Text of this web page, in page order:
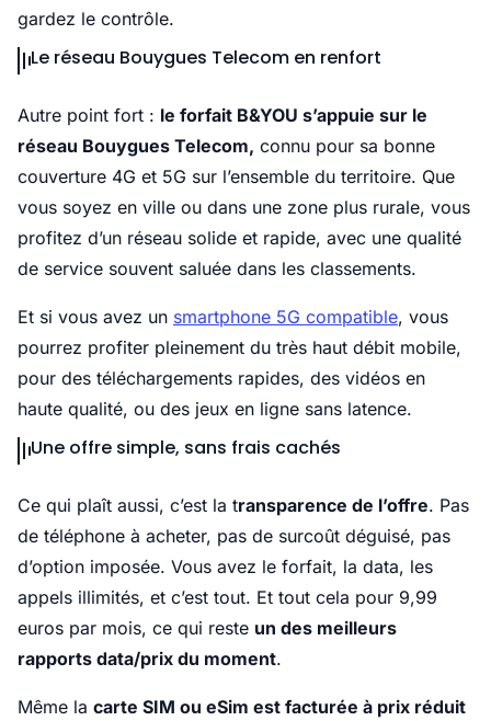
gardez le contrôle.
Le réseau Bouygues Telecom en renfort
Autre point fort : le forfait B&YOU s’appuie sur le
réseau Bouygues Telecom, connu pour sa bonne
couverture 4G et 5G sur l’ensemble du territoire. Que
vous soyez en ville ou dans une zone plus rurale, vous
profitez d’un réseau solide et rapide, avec une qualité
de service souvent saluée dans les classements.
Et si vous avez un smartphone 5G compatible, vous
pourrez profiter pleinement du très haut débit mobile,
pour des téléchargements rapides, des vidéos en
haute qualité, ou des jeux en ligne sans latence.
Une offre simple, sans frais cachés
Ce qui plaît aussi, c’est la transparence de l’offre. Pas
de téléphone à acheter, pas de surcoût déguisé, pas
d’option imposée. Vous avez le forfait, la data, les
appels illimités, et c’est tout. Et tout cela pour 9,99
euros par mois, ce qui reste un des meilleurs
rapports data/prix du moment.
Même la carte SIM ou eSim est facturée à prix réduit